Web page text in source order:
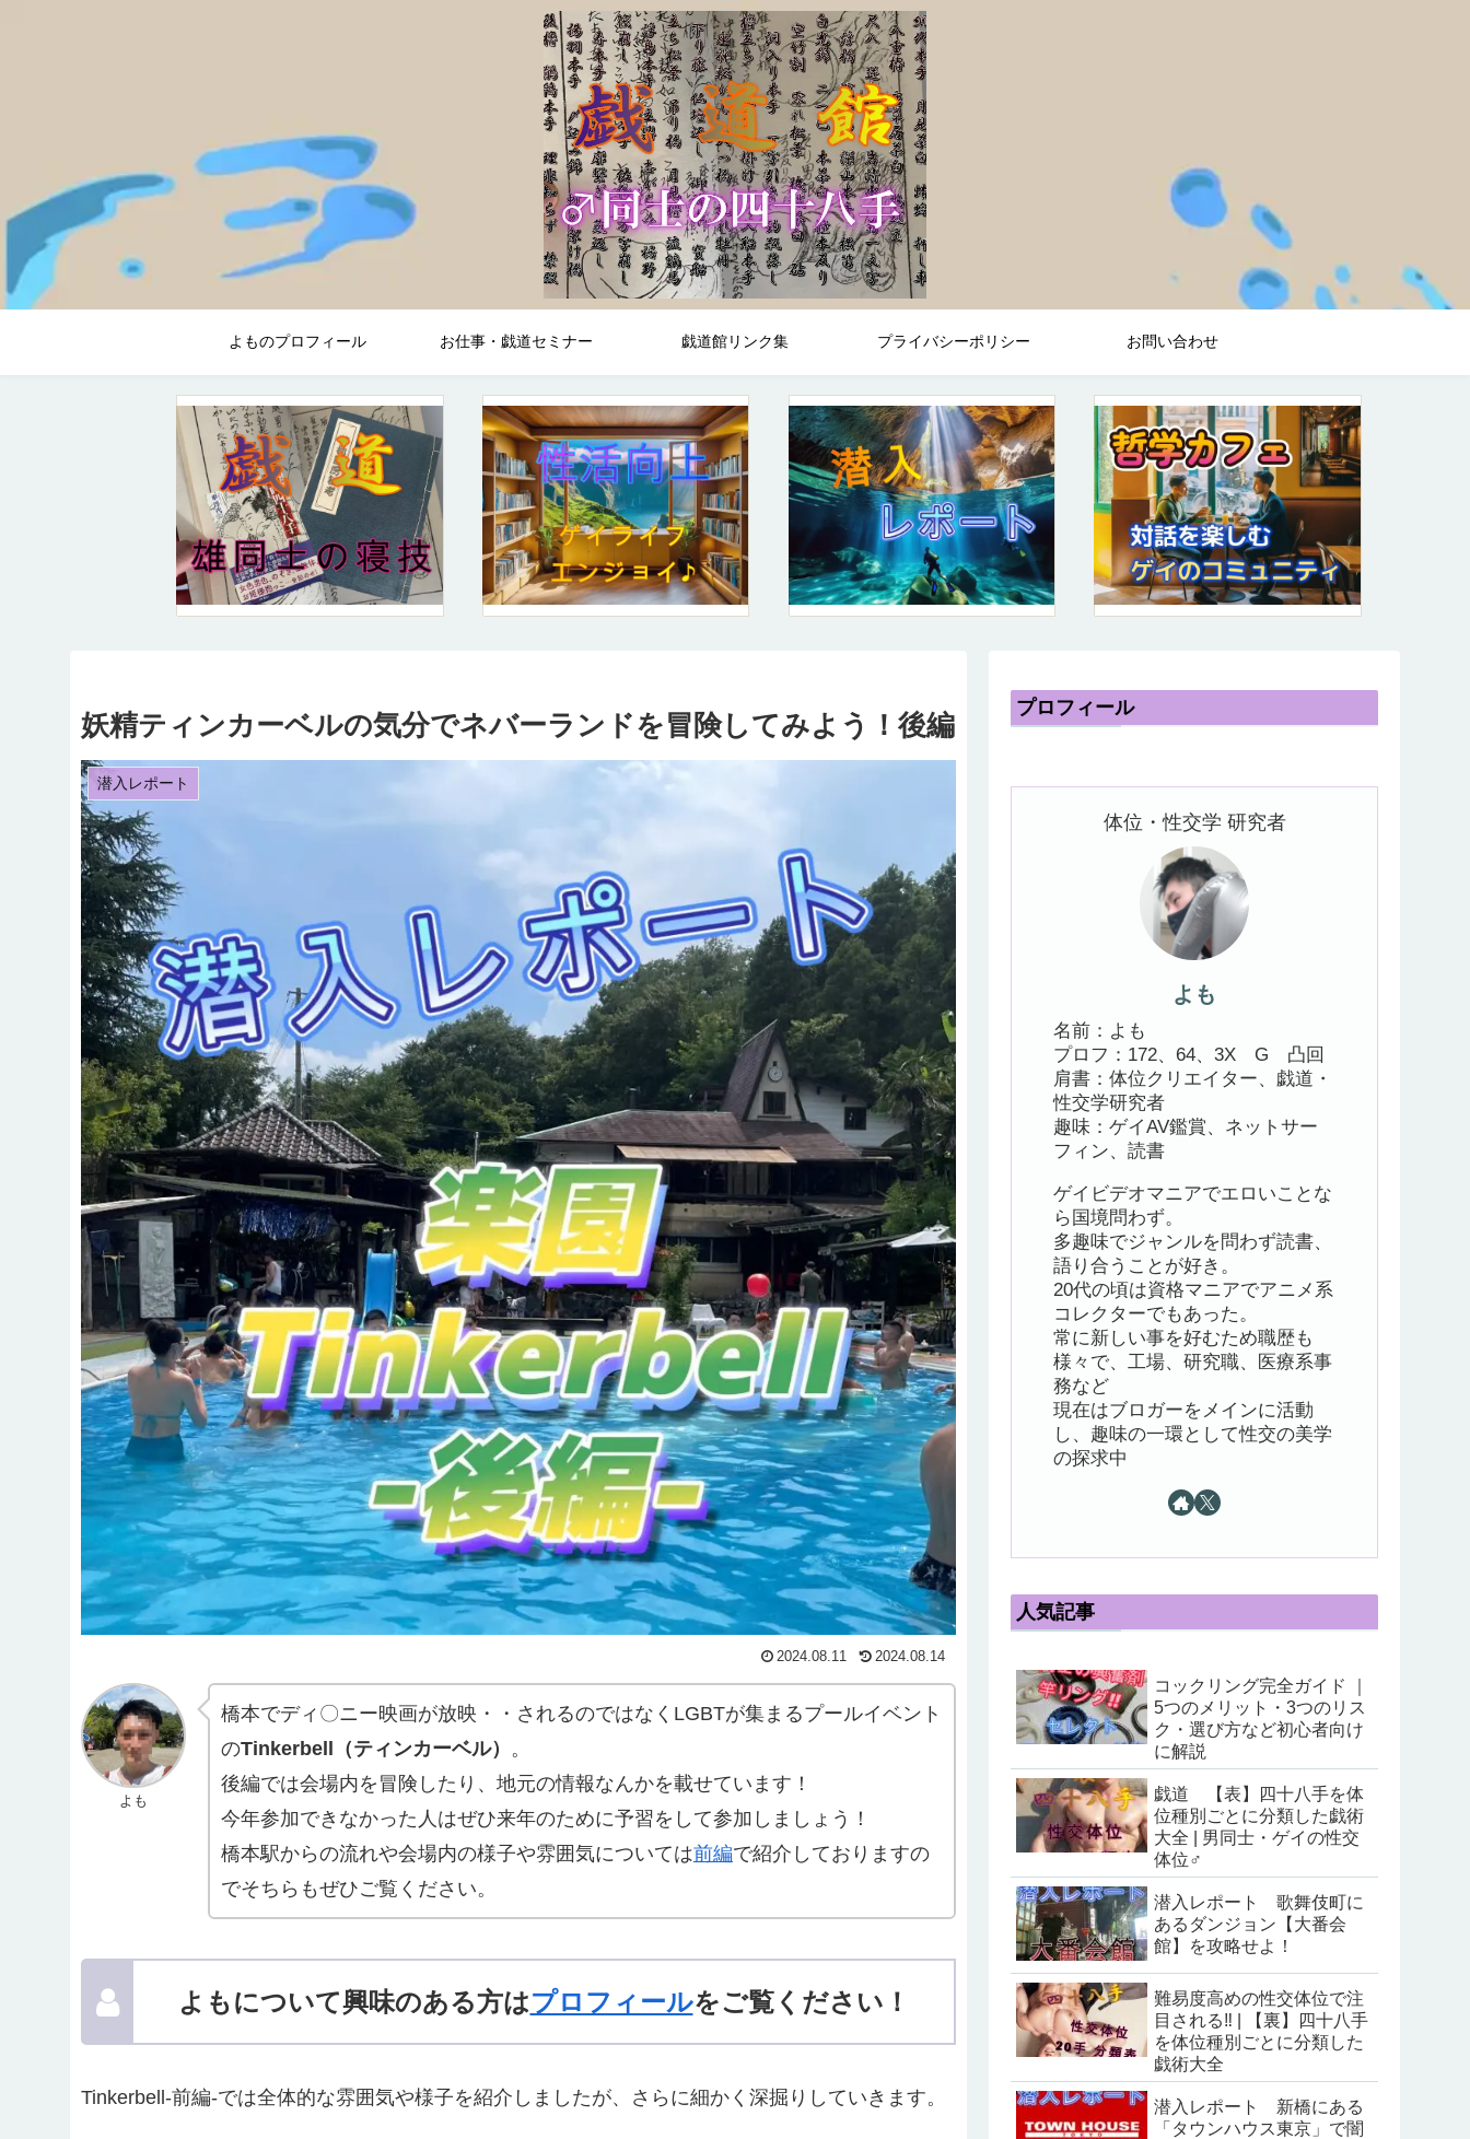
よものプロフィール お仕事・戯道セミナー 戯道館リンク集 プライバシーポリシー お問い合わせ
妖精ティンカーベルの気分でネバーランドを冒険してみよう！後編
潜入レポート
2024.08.11 2024.08.14
よも
橋本でディ〇ニー映画が放映・・されるのではなくLGBTが集まるプールイベント
のTinkerbell（ティンカーベル） 。
後編では会場内を冒険したり、地元の情報なんかを載せています！
今年参加できなかった人はぜひ来年のために予習をして参加しましょう！
橋本駅からの流れや会場内の様子や雰囲気については前編で紹介しておりますの
でそちらもぜひご覧ください。
よもについて興味のある方はプロフィールをご覧ください！
Tinkerbell-前編-では全体的な雰囲気や様子を紹介しましたが、さらに細かく深掘りしていきます。
プロフィール
体位・性交学 研究者
よも
名前：よも
プロフ：172、64、3X G 凸回
肩書：体位クリエイター、戯道・
性交学研究者
趣味：ゲイAV鑑賞、ネットサー
フィン、読書
ゲイビデオマニアでエロいことな
ら国境問わず。
多趣味でジャンルを問わず読書、
語り合うことが好き。
20代の頃は資格マニアでアニメ系
コレクターでもあった。
常に新しい事を好むため職歴も
様々で、工場、研究職、医療系事
務など
現在はブロガーをメインに活動
し、趣味の一環として性交の美学
の探求中
人気記事
コックリング完全ガイド ｜
5つのメリット・3つのリス
ク・選び方など初心者向け
に解説
戯道 【表】四十八手を体
位種別ごとに分類した戯術
大全 | 男同士・ゲイの性交
体位♂
潜入レポート 歌舞伎町に
あるダンジョン【大番会
館】を攻略せよ！
難易度高めの性交体位で注
目される‼ | 【裏】四十八手
を体位種別ごとに分類した
戯術大全
潜入レポート 新橋にある
「タウンハウス東京」で闇